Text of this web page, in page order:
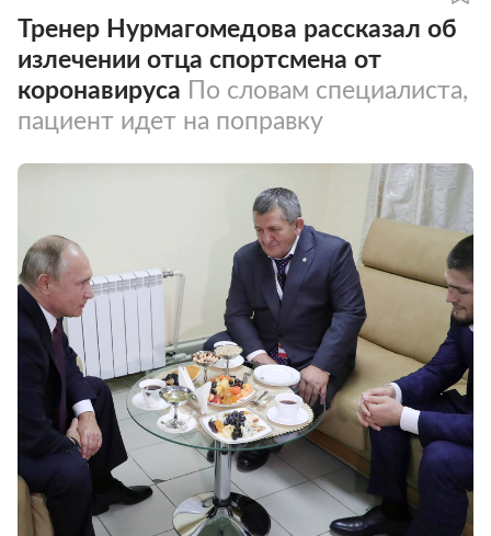
Тренер Нурмагомедова рассказал об
излечении отца спортсмена от
коронавируса По словам специалиста,
пациент идет на поправку